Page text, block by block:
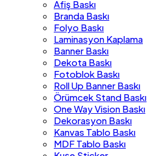
Afiş Baskı
Branda Baskı
Folyo Baskı
Laminasyon Kaplama
Banner Baskı
Dekota Baskı
Fotoblok Baskı
Roll Up Banner Baskı
Örümcek Stand Baskı
One Way Vision Baskı
Dekorasyon Baskı
Kanvas Tablo Baskı
MDF Tablo Baskı